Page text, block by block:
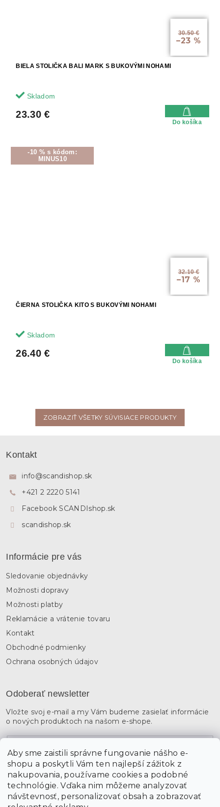
Aby sme zaistili správne fungovanie nášho e-
shopu a poskytli Vám ten najlepší zážitok z
nakupovania, používame cookies a podobné
technológie. Vďaka nim môžeme analyzovať
návštevnosť, personalizovať obsah a zobrazovať
30.50 €
–23 %
BIELA STOLIČKA BALI MARK S BUKOVÝMI NOHAMI
Skladom
23.30 €
Do košíka
-10 % s kódom:
MINUS10
32.10 €
–17 %
ČIERNA STOLIČKA KITO S BUKOVÝMI NOHAMI
Skladom
26.40 €
Do košíka
ZOBRAZIŤ VŠETKY SÚVISIACE PRODUKTY
Kontakt
info@scandishop.sk
+421 2 2220 5141
Facebook SCANDIshop.sk
scandishop.sk
Informácie pre vás
Sledovanie objednávky
Možnosti dopravy
Možnosti platby
Reklamácie a vrátenie tovaru
Kontakt
Obchodné podmienky
Ochrana osobných údajov
Odoberať newsletter
Vložte svoj e-mail a my Vám budeme zasielať informácie
o nových produktoch na našom e-shope.
Vložením údajov súhlasíte s podmienkami ochrany
osobných údajov
PRIHLÁSIŤ SA